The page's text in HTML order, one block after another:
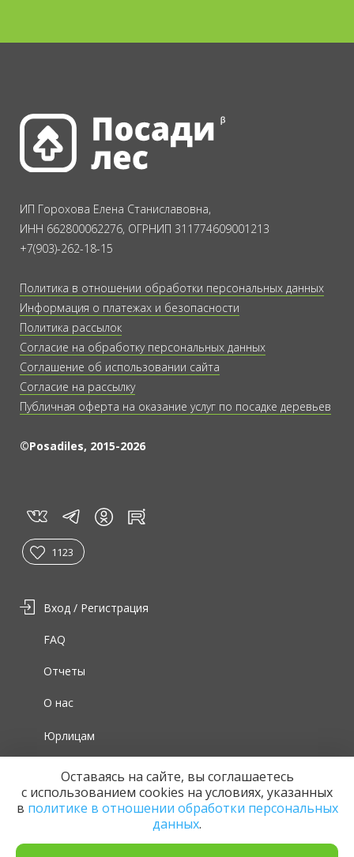
ИП Горохова Елена Станиславовна,
ИНН 662800062276, ОГРНИП 311774609001213
+7(903)-262-18-15
Политика в отношении обработки персональных данных
Информация о платежах и безопасности
Политика рассылок
Согласие на обработку персональных данных
Соглашение об использовании сайта
Согласие на рассылку
Публичная оферта на оказание услуг по посадке деревьев
©Posadiles, 2015-2026
vk tg in rt
1123
Вход / Регистрация
Для волонтеров
Юрлицам
О нас
Отчеты
FAQ
Оставаясь на сайте, вы соглашаетесь
с использованием cookies на условиях, указанных
в политике в отношении обработки персональных
данных.